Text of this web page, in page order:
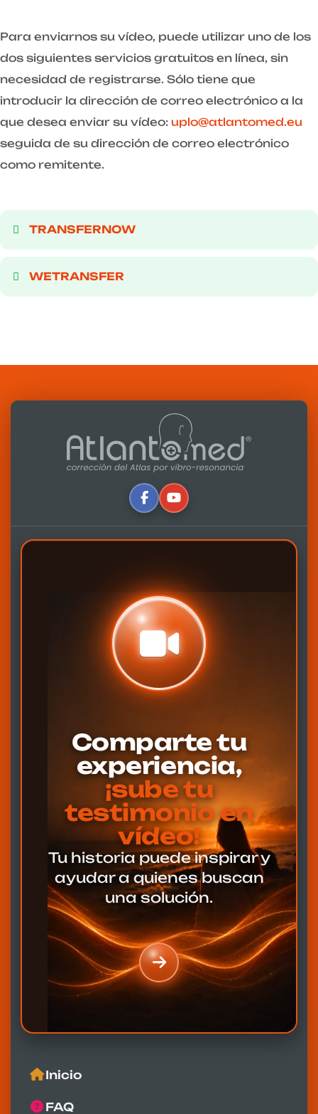
Para enviarnos su vídeo, puede utilizar uno de los
dos siguientes servicios gratuitos en línea, sin
necesidad de registrarse. Sólo tiene que
introducir la dirección de correo electrónico a la
que desea enviar su vídeo: uplo@atlantomed.eu
seguida de su dirección de correo electrónico
como remitente.
TRANSFERNOW
WETRANSFER
Comparte tu
experiencia,
¡sube tu
testimonio en
vídeo!
Tu historia puede inspirar y
ayudar a quienes buscan
una solución.
Inicio
FAQ